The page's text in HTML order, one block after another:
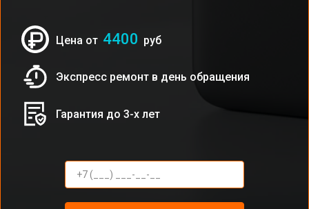
Цена от 4400 руб
Экспресс ремонт в день обращения
Гарантия до 3-х лет